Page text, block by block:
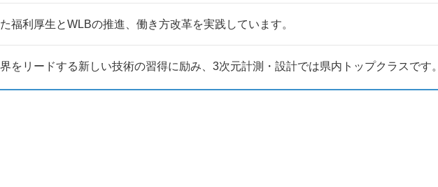
福利厚生とWLBの推進、働き方改革を実践しています。
をリードする新しい技術の習得に励み、3次元計測・設計では県内トップクラスです。